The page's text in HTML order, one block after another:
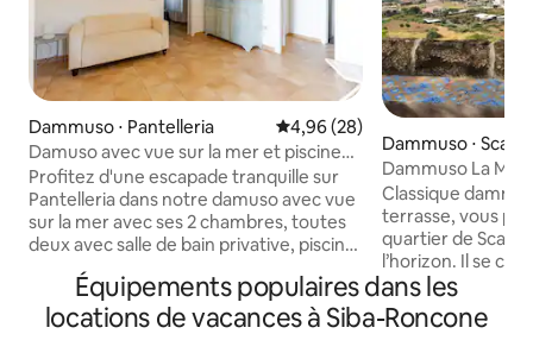
Dammuso ⋅ Pantelleria Évaluation moyenne sur la
4,96 (28)
Damuso avec vue sur la mer et piscine
privée
Profitez d'une escapade tranquille sur
Pantelleria dans notre damuso avec vue
sur la mer avec ses 2 chambres, toutes
deux avec salle de bain privative, piscine
privée et grand patio extérieur. Situé au
sommet d'une vallée privée, notre
damuso est l'endroit idéal pour
échapper au stress de la vie moderne.
Dammuso ⋅ Scauri
Dammuso La
Classique
terrasse, vous
quartier de Scauri
l’horizon. Il se
d’une cuisine,
salle de bain
deuxième petite
Équipements populaires dans les
locations de vacances à Siba-Roncone